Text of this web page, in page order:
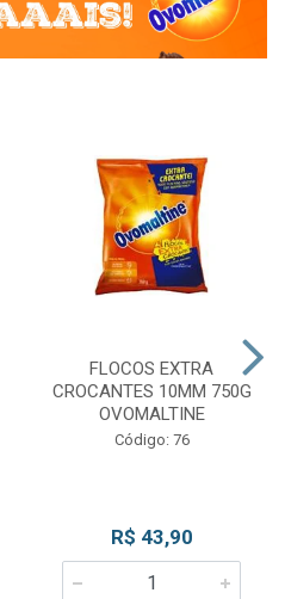
FLOCOS EXTRA
CROCANTES 10MM 750G
OVOMALTINE
Código: 76
R$ 43,90